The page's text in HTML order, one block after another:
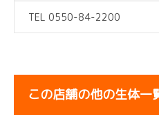
TEL 0550-84-2200
この店舗の他の生体一